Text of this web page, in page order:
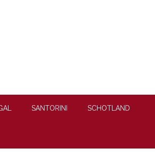
SANTORINI SCHOTLAND